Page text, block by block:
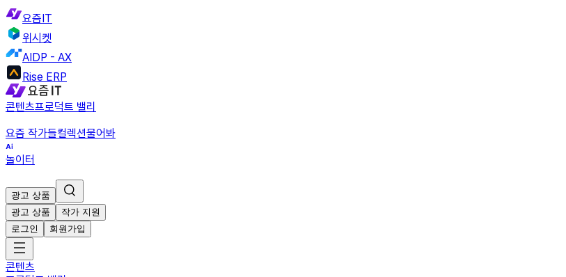
요즘IT
위시켓
AIDP - AX
Rise ERP
콘텐츠프로덕트 밸리
요즘 작가들컬렉션물어봐
놀이터
광고 상품
광고 상품
작가 지원
로그인
회원가입
콘텐츠